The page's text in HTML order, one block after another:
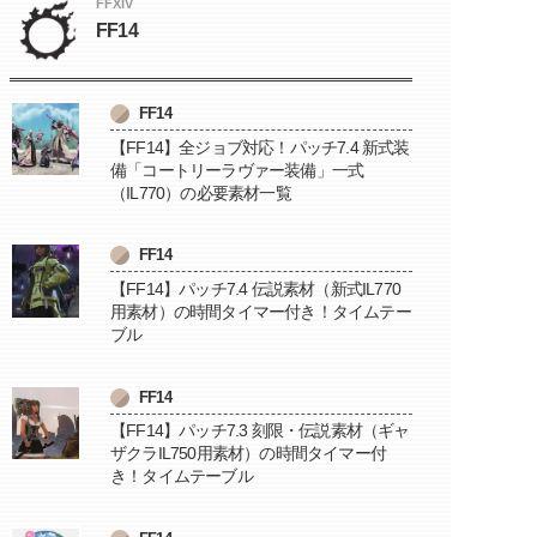
FFXIV
FF14
FF14
【FF14】全ジョブ対応！パッチ7.4 新式装
備「コートリーラヴァー装備」一式
（IL770）の必要素材一覧
FF14
【FF14】パッチ7.4 伝説素材（新式IL770
用素材）の時間タイマー付き！タイムテー
ブル
FF14
【FF14】パッチ7.3 刻限・伝説素材（ギャ
ザクラIL750用素材）の時間タイマー付
き！タイムテーブル